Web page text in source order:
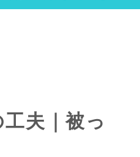
夫｜被っ